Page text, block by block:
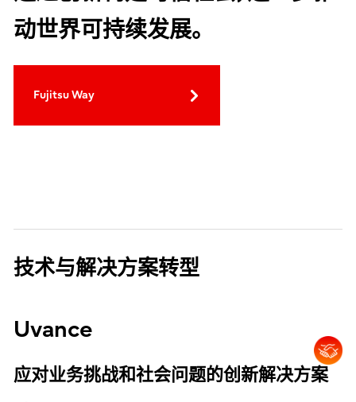
动世界可持续发展。
Fujitsu Way
技术与解决方案转型
Uvance
应对业务挑战和社会问题的创新解决方案